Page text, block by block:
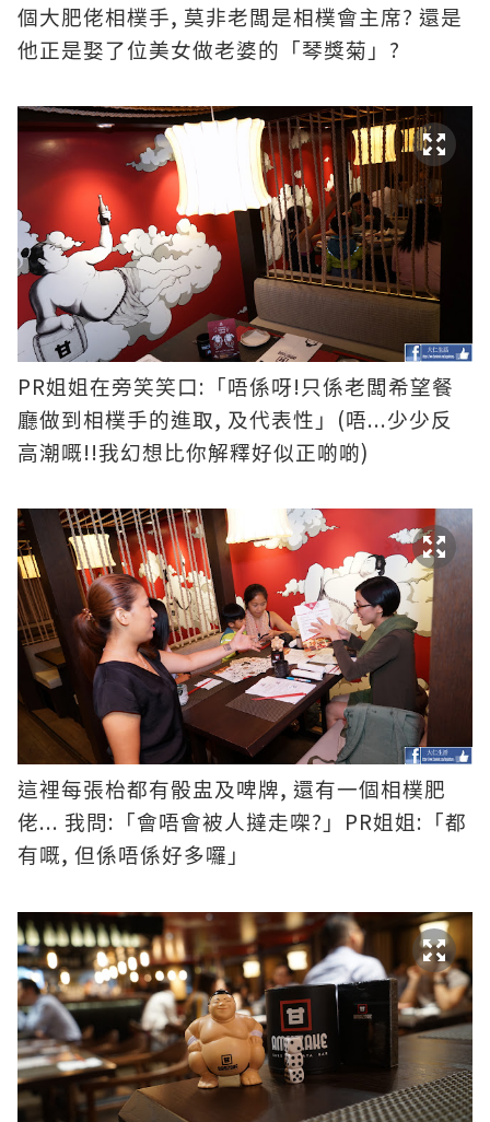
個大肥佬相樸手, 莫非老闆是相樸會主席? 還是
他正是娶了位美女做老婆的「琴獎菊」 ?
PR姐姐在旁笑笑口 : 「唔係呀!只係老闆希望餐
廳做到相樸手的進取, 及代表性」 (唔...少少反
高潮嘅!!我幻想比你解釋好似正啲啲)
這裡每張枱都有骰盅及啤牌, 還有一個相樸肥
佬... 我問 : 「會唔會被人撻走㗎? 」 PR姐姐: 「都
有嘅, 但係唔係好多囉」